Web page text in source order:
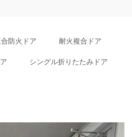
防火ドア 耐火複合ドア
シングル折りたたみドア